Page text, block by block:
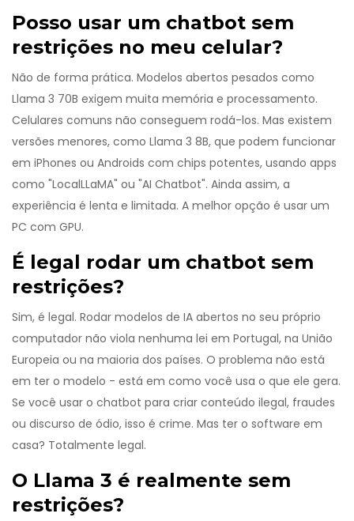
Posso usar um chatbot sem
restrições no meu celular?
Não de forma prática. Modelos abertos pesados como
Llama 3 70B exigem muita memória e processamento.
Celulares comuns não conseguem rodá-los. Mas existem
versões menores, como Llama 3 8B, que podem funcionar
em iPhones ou Androids com chips potentes, usando apps
como "LocalLLaMA" ou "AI Chatbot". Ainda assim, a
experiência é lenta e limitada. A melhor opção é usar um
PC com GPU.
É legal rodar um chatbot sem
restrições?
Sim, é legal. Rodar modelos de IA abertos no seu próprio
computador não viola nenhuma lei em Portugal, na União
Europeia ou na maioria dos países. O problema não está
em ter o modelo - está em como você usa o que ele gera.
Se você usar o chatbot para criar conteúdo ilegal, fraudes
ou discurso de ódio, isso é crime. Mas ter o software em
casa? Totalmente legal.
O Llama 3 é realmente sem
restrições?